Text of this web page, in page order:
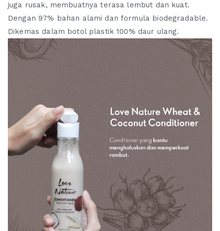
a
s
l
i
n
l
h
9
9
s
a
a
t
i
l
h
6
8
juga rusak, membuatnya terasa lembut dan kuat.
Dengan 97% bahan alami dan formula biodegradable.
Dikemas dalam botol plastik 100% daur ulang.